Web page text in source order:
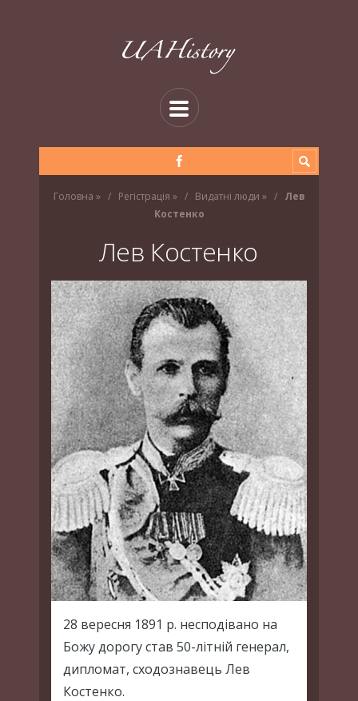
Головна » Регістрація » Видатні люди »
Лев
Костенко
Лев Костенко
28 вересня 1891 р. несподівано на
Божу дорогу став 50-літній генерал,
дипломат, сходознавець Лев
Костенко.